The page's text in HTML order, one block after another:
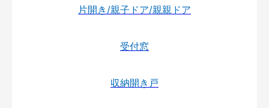
片開き/親子ドア/親親ドア
受付窓
収納開き戸